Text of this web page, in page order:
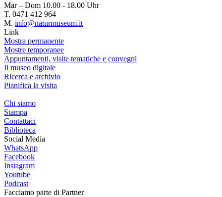
Mar – Dom 10.00 - 18.00 Uhr
T. 0471 412 964
M. info@naturmuseum.it
Link
Mostra permanente
Mostre temporanee
Appuntamenti, visite tematiche e convegni
Il museo digitale
Ricerca e archivio
Pianifica la visita
Chi siamo
Stampa
Contattaci
Biblioteca
Social Media
WhatsApp
Facebook
Instagram
Youtube
Podcast
Facciamo parte di Partner